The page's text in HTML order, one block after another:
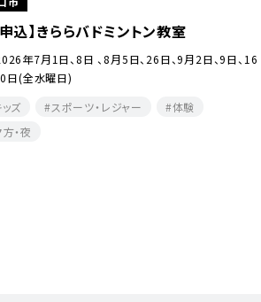
込】はじめてヨガ＆ストレッチ教室（7月
）
年7月2日、9日、16日、23日、30日、8月6日、13日、
、9月3日、10日、17日（各木曜日）
験